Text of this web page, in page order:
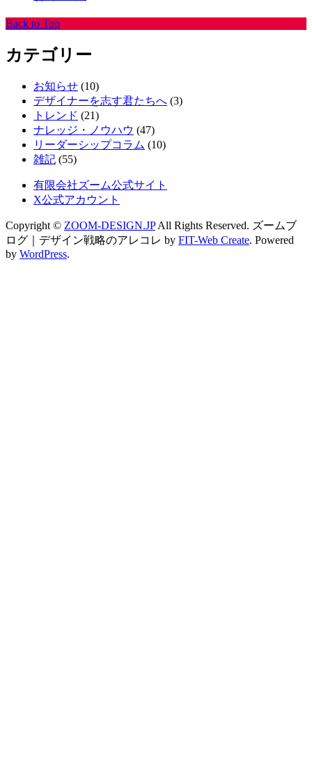
Back to Top
カテゴリー
お知らせ (10)
デザイナーを志す君たちへ (3)
トレンド (21)
ナレッジ・ノウハウ (47)
リーダーシップコラム (10)
雑記 (55)
有限会社ズーム公式サイト
X公式アカウント
Copyright © ZOOM-DESIGN.JPAll Rights Reserved. ズームブ
ログ｜デザイン戦略のアレコレ by FIT-Web Create. Powered
by WordPress.